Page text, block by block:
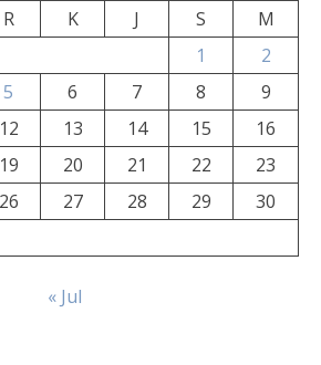
R K J S
M
1
2
5 6 7 8
9
12 13 14 15
16
19 20 21 22
23
26 27 28 29
30
« Jul